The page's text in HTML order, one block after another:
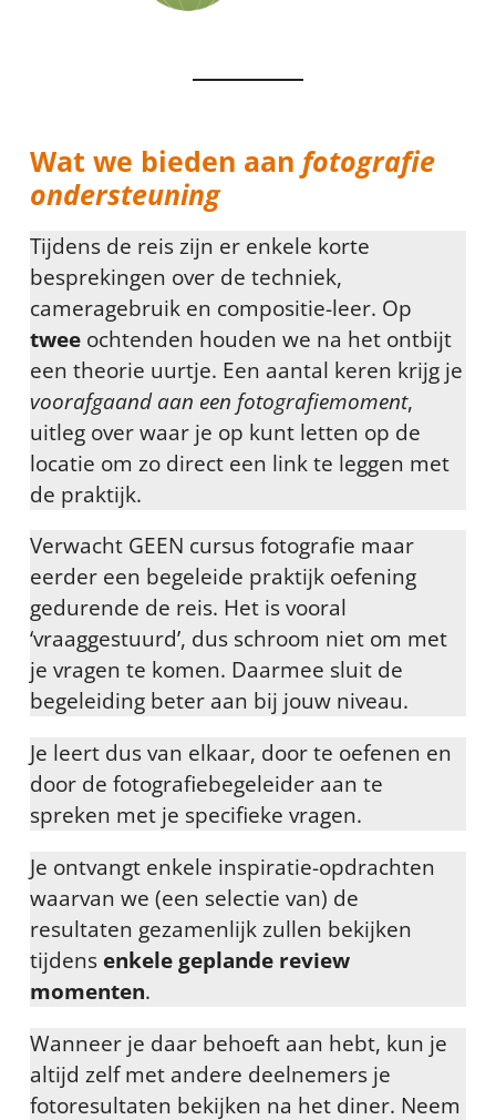
Wat we bieden aan fotografie
ondersteuning
Tijdens de reis zijn er enkele korte
besprekingen over de techniek,
cameragebruik en compositie-leer. Op
tweeochtenden houden we na het ontbijt
een theorie uurtje. Een aantal keren krijg je
voorafgaand aan een fotografiemoment,
uitleg over waar je op kunt letten op de
locatie om zo direct een link te leggen met
de praktijk.
Verwacht GEEN cursus fotografie maar
eerder een begeleide praktijk oefening
gedurende de reis. Het is vooral
‘vraaggestuurd’, dus schroom niet om met
je vragen te komen. Daarmee sluit de
begeleiding beter aan bij jouw niveau.
Je leert dus van elkaar, door te oefenen en
door de fotografiebegeleider aan te
spreken met je specifieke vragen.
Je ontvangt enkele inspiratie-opdrachten
waarvan we (een selectie van) de
resultaten gezamenlijk zullen bekijken
tijdens enkele geplande review
momenten.
Wanneer je daar behoeft aan hebt, kun je
altijd zelf met andere deelnemers je
fotoresultaten bekijken na het diner. Neem